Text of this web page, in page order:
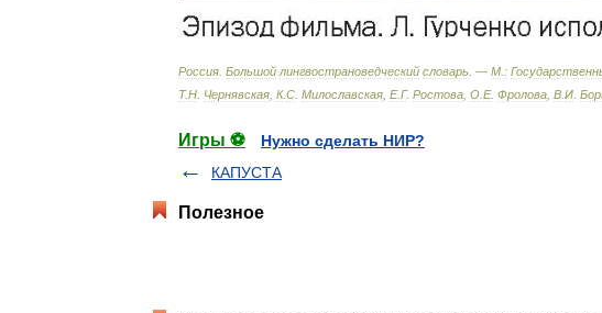
Россия Большой лингвострановедческий словарь . — М :
Т.Н Чернявская К.С Милославская Е.Г. Ростова О Е. Фролова В И
Игры ⚽
Нужно сделать НИР?
КАПУСТА
Полезное